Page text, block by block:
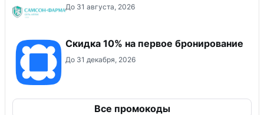
До 31 августа, 2026
Скидка 10% на первое бронирование
До 31 декабря, 2026
Все промокоды